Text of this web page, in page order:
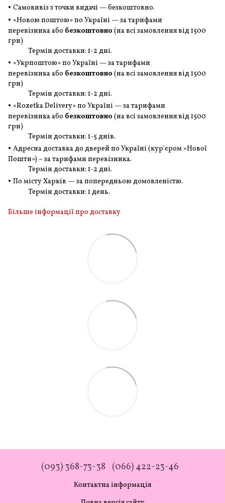
• Самовивіз з точки видачі — безкоштовно.
• «Новою поштою» по Україні — за тарифами
перевізника або безкоштовно (на всі замовленнявід 1500
грн)
Термін доставки: 1-2 дні.
• «Укрпоштою» по Україні — за тарифами
перевізника або безкоштовно (на всі замовленнявід 1500
грн)
Термін доставки: 1-2 дні.
• «Rozetka Delivery» по Україні — за тарифами
перевізника або безкоштовно (на всі замовленнявід 1500
грн)
Термін доставки: 1-5 днів.
• Адресна доставка до дверей по Україні (кур'єром «Нової
Пошти») – за тарифами перевізника.
Термін доставки: 1-2 дні.
• По місту Харків — за попередньою домовленістю.
Термін доставки: 1 день.
Більше інформації про доставку
(093) 368-73-38 (066) 422-23-46
Контактна інформація